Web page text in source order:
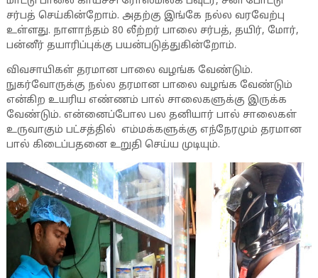
சர்பத் செய்கின்றோம். அதற்கு இங்கே நல்ல வரவேற்பு
உள்ளது. நாளாந்தம் 80 லீற்றர் பாலை சர்பத், தயிர், மோர்,
பன்னீர் தயாரிப்புக்கு பயன்படுத்துகின்றோம்.
விவசாயிகள் தரமான பாலை வழங்க வேண்டும்.
நுகர்வோருக்கு நல்ல தரமான பாலை வழங்க வேண்டும்
என்கிற உயரிய எண்ணம் பால் சாலைகளுக்கு இருக்க
வேண்டும். என்னைப்போல பல தனியார் பால் சாலைகள்
உருவாகும் பட்சத்தில் எம்மக்களுக்கு எந்நேரமும் தரமான
பால் கிடைப்பதனை உறுதி செய்ய முடியும்.